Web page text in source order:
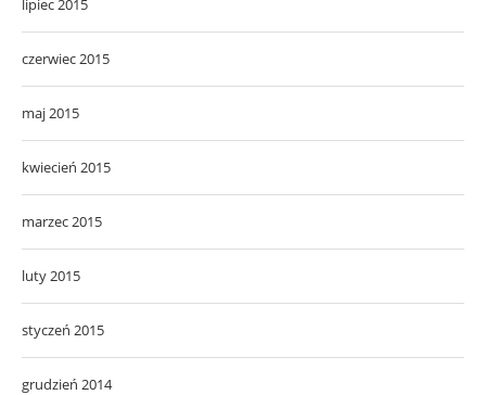
lipiec 2015
czerwiec 2015
maj 2015
kwiecień 2015
marzec 2015
luty 2015
styczeń 2015
grudzień 2014